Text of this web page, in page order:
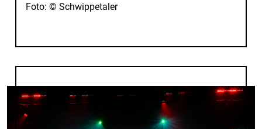
Foto: © Schwippetaler